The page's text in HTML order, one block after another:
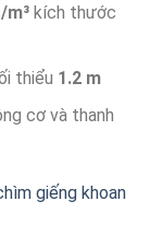
m³kích thước
thiểu 1.2 m
cơ và thanh
giếng khoan